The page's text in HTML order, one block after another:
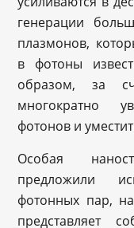
генерации
плазмонов,
в фотоны
образом, за
многократно
фотонов и
Особая
предложили
фотонных пар,
представляет